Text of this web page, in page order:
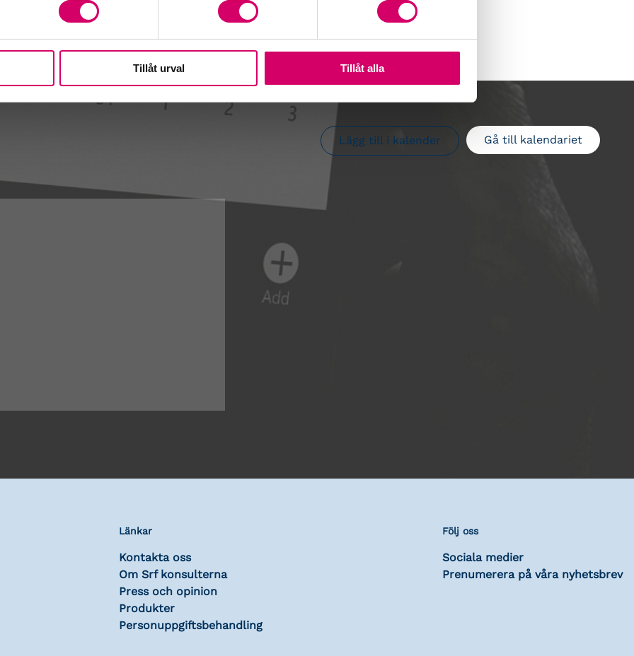
Tillåt urval Tillåt alla
Gå till kalendariet
Lägg till i kalender
Länkar
Kontakta oss
Om Srf konsulterna
Press och opinion
Produkter
Personuppgiftsbehandling
Följ oss
Sociala medier
Prenumerera på våra nyhetsbrev